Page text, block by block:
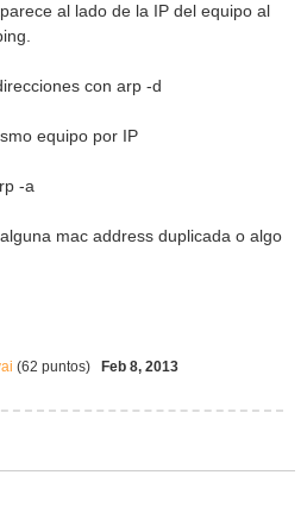
al lado de la IP del equipo al
con arp -d
equipo por IP
-a
mac address duplicada o algo
(62 puntos) Feb 8, 2013